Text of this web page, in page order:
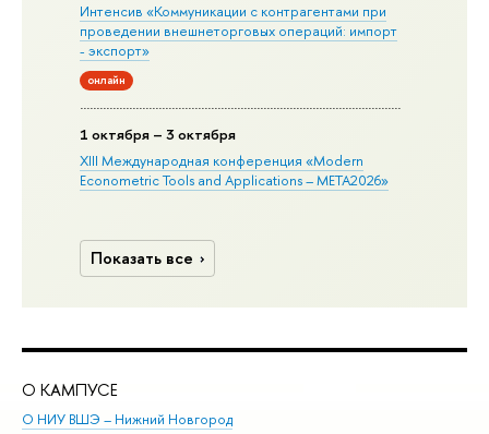
Интенсив «Коммуникации с контрагентами при
проведении внешнеторговых операций: импорт
- экспорт»
онлайн
1 октября – 3 октября
XIII Международная конференция «Modern
Econometric Tools and Applications – META2026»
Показать все
О КАМПУСЕ
О НИУ ВШЭ – Нижний Новгород